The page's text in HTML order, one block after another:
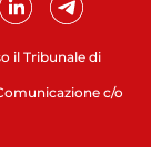
il Tribunale di
c/o